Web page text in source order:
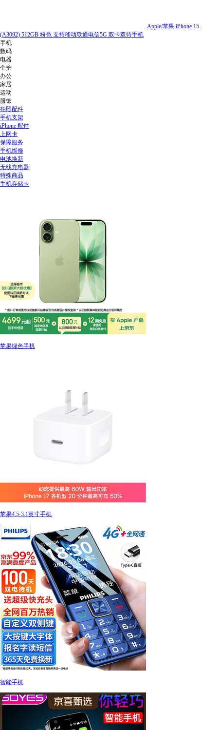
Apple/苹果 iPhone 15
(A3092) 512GB 粉色 支持移动联通电信5G 双卡双待手机
手机
数码
电器
个护
办公
家居
运动
服饰
拍照配件
手机支架
iPhone 配件
上网卡
保障服务
手机维修
电池换新
无线充电器
特殊商品
手机存储卡
苹果绿色手机
苹果4.5-3.1英寸手机
智能手机